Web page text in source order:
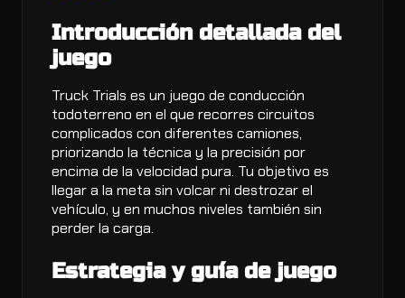
Introducción detallada del
juego
Truck Trials es un juego de conducción
todoterreno en el que recorres circuitos
complicados con diferentes camiones,
priorizando la técnica y la precisión por
encima de la velocidad pura. Tu objetivo es
llegar a la meta sin volcar ni destrozar el
vehículo, y en muchos niveles también sin
perder la carga.
Estrategia y guía de juego